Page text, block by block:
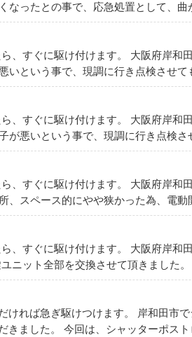
なったとの事で、応急処置として、
、すぐに駆け付けます。 大阪府岸和
いという事で、現調に行き点検させ
、すぐに駆け付けます。 大阪府岸和
が悪いという事で、現調に行き点検
、すぐに駆け付けます。 大阪府岸和
、スペース的にやや狭かった為、電
、すぐに駆け付けます。 大阪府岸和
ニット全部を交換させて頂きました
ければ急ぎ駆けつけます。 岸和田市
きました。 今回は、シャッターポス